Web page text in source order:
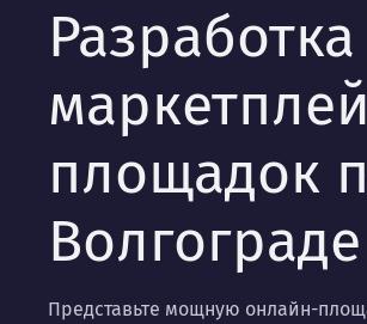
Разработка
площадок
Волгограде
Представьте мощную онлайн-